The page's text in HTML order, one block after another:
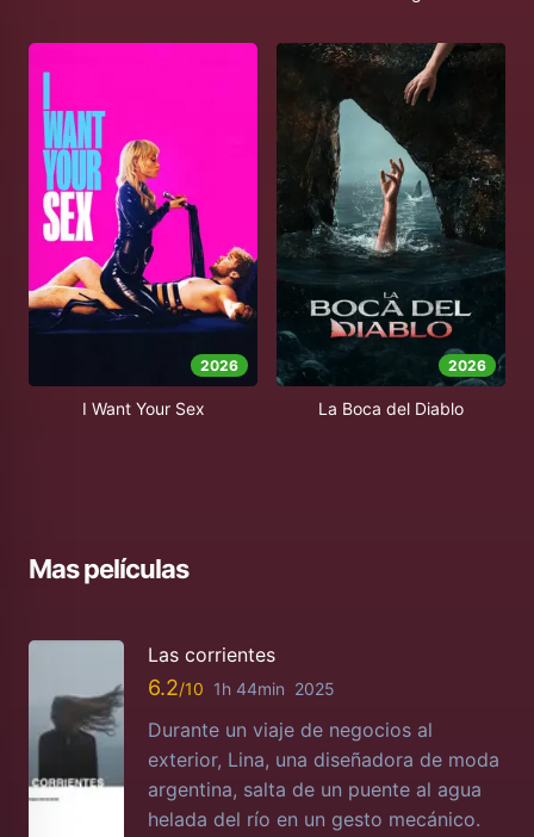
2026
I Want Your Sex
2026
La Boca del Diablo
Mas películas
Las corrientes
6.2 1h 44min 2025
Durante un viaje de negocios al
exterior, Lina, una diseñadora de moda
argentina, salta de un puente al agua
helada del río en un gesto mecánico.